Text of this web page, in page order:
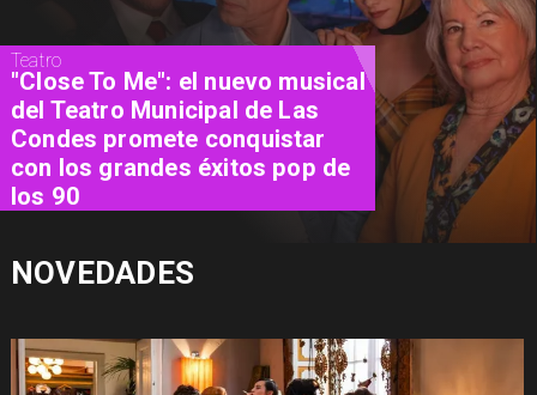
Cine
"El Día D: Bajo Presión": las 72
horas que definieron el destino
de la guerra
NOVEDADES